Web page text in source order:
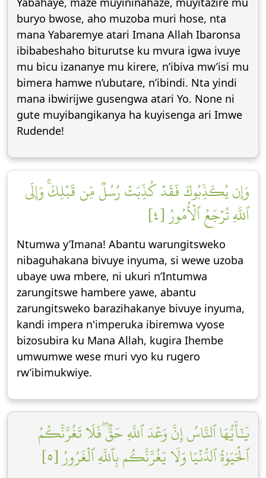
buryo bwose, aho muzoba muri hose, nta
mana Yabaremye atari Imana Allah Ibaronsa
ibibabeshaho biturutse ku mvura igwa ivuye
mu bicu izananye mu kirere, n’ibiva mw’isi mu
bimera hamwe n’ubutare, n’ibindi. Nta yindi
mana ibwirijwe gusengwa atari Yo. None ni
gute muyibangikanya ha kuyisenga ari Imwe
Rudende!
وَإِن يُكَذِّبُوكَ فَقَدۡ كُذِّبَتۡ رُسُلٞ مِّن قَبۡلِكَۚ وَإِلَى
ٱللَّهِ تُرۡجَعُ ٱلۡأُمُورُ [٤]
Ntumwa y’Imana! Abantu warungitsweko
nibaguhakana bivuye inyuma, si wewe uzoba
ubaye uwa mbere, ni ukuri n’Intumwa
zarungitswe hambere yawe, abantu
zarungitsweko barazihakanye bivuye inyuma,
kandi impera n'imperuka ibiremwa vyose
bizosubira ku Mana Allah, kugira Ihembe
umwumwe wese muri vyo ku rugero
rw’ibimukwiye.
يَٰٓأَيُّهَا ٱلنَّاسُ إِنَّ وَعۡدَ ٱللَّهِ حَقّٞۖ فَلَا تَغُرَّنَّكُمُ
ٱلۡحَيَوٰةُ ٱلدُّنۡيَا وَلَا يَغُرَّنَّكُم بِٱللَّهِ ٱلۡغَرُورُ [٥]